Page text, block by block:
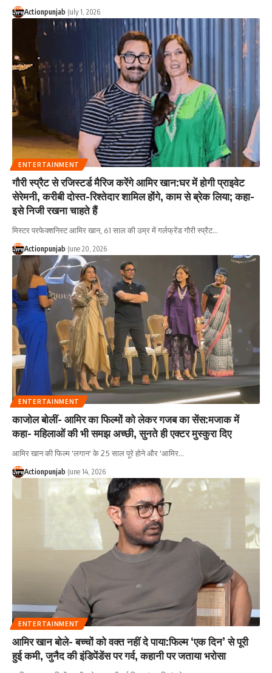
Actionpunjab July 1, 2026
ENTERTAINMENT
गौरी स्प्रैट से रजिस्टर्ड मैरिज करेंगे आमिर खान:घर में होगी प्राइवेट
सेरेमनी, करीबी दोस्त-रिश्तेदार शामिल होंगे, काम से ब्रेक लिया; कहा-
इसे निजी रखना चाहते हैं
मिस्टर परफेक्शनिस्ट आमिर खान, 61 साल की उम्र में गर्लफ्रेंड गौरी स्प्रैट…
Actionpunjab June 20, 2026
ENTERTAINMENT
काजोल बोलीं- आमिर का फिल्मों को लेकर गजब का सेंस:मजाक में
कहा- महिलाओं की भी समझ अच्छी, सुनते ही एक्टर मुस्कुरा दिए
आमिर खान की फिल्म 'लगान' के 25 साल पूरे होने और 'आमिर…
Actionpunjab June 14, 2026
ENTERTAINMENT
आमिर खान बोले- बच्चों को वक्त नहीं दे पाया:फिल्म ‘एक दिन’ से पूरी
हुई कमी, जुनैद की इंडिपेंडेंस पर गर्व, कहानी पर जताया भरोसा